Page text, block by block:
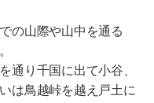
の山際や山中を通る
通り千国に出て小谷、
は鳥越峠を越え戸土に